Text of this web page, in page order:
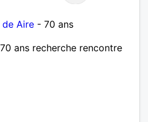
de Aire - 70 ans
ans recherche rencontre